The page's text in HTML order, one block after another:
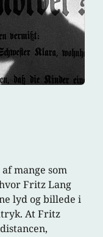
mange som
Fritz Lang
lyd og billede i
At Fritz